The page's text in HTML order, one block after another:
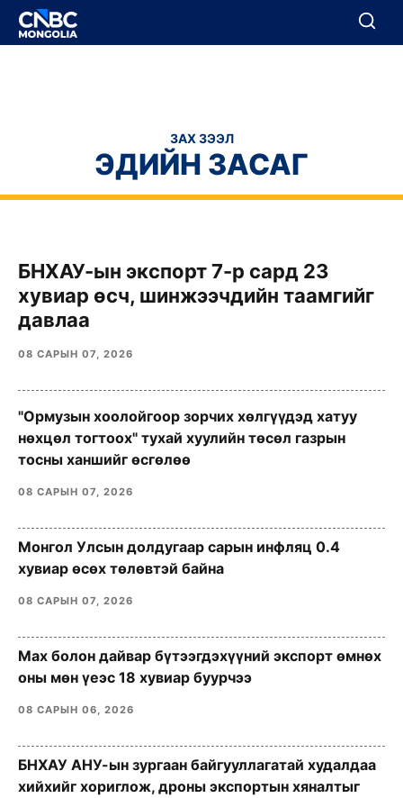
BREAKING
Цуцлах
ЗАХ ЗЭЭЛ
ЭДИЙН ЗАСАГ
БНХАУ-ын экспорт 7-р сард 23
хувиар өсч, шинжээчдийн таамгийг
давлаа
08 САРЫН 07, 2026
"Ормузын хоолойгоор зорчих хөлгүүдэд хатуу
нөхцөл тогтоох" тухай хуулийн төсөл газрын
тосны ханшийг өсгөлөө
08 САРЫН 07, 2026
Монгол Улсын долдугаар сарын инфляц 0.4
хувиар өсөх төлөвтэй байна
08 САРЫН 07, 2026
Мах болон дайвар бүтээгдэхүүний экспорт өмнөх
оны мөн үеэс 18 хувиар буурчээ
08 САРЫН 06, 2026
БНХАУ АНУ-ын зургаан байгууллагатай худалдаа
хийхийг хориглож, дроны экспортын хяналтыг